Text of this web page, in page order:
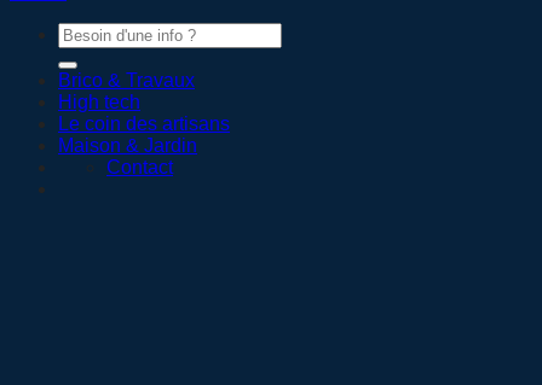
Brico & Travaux
High tech
Le coin des artisans
Maison & Jardin
Contact